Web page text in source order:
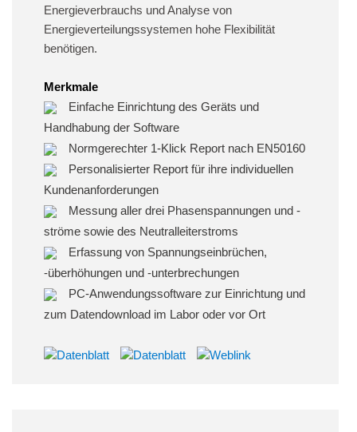
Energieverbrauchs und Analyse von
Energieverteilungssystemen hohe Flexibilität
benötigen.
Merkmale
Einfache Einrichtung des Geräts und
Handhabung der Software
Normgerechter 1-Klick Report nach EN50160
Personalisierter Report für ihre individuellen
Kundenanforderungen
Messung aller drei Phasenspannungen und -
ströme sowie des Neutralleiterstroms
Erfassung von Spannungseinbrüchen,
-überhöhungen und -unterbrechungen
PC-Anwendungssoftware zur Einrichtung und
zum Datendownload im Labor oder vor Ort